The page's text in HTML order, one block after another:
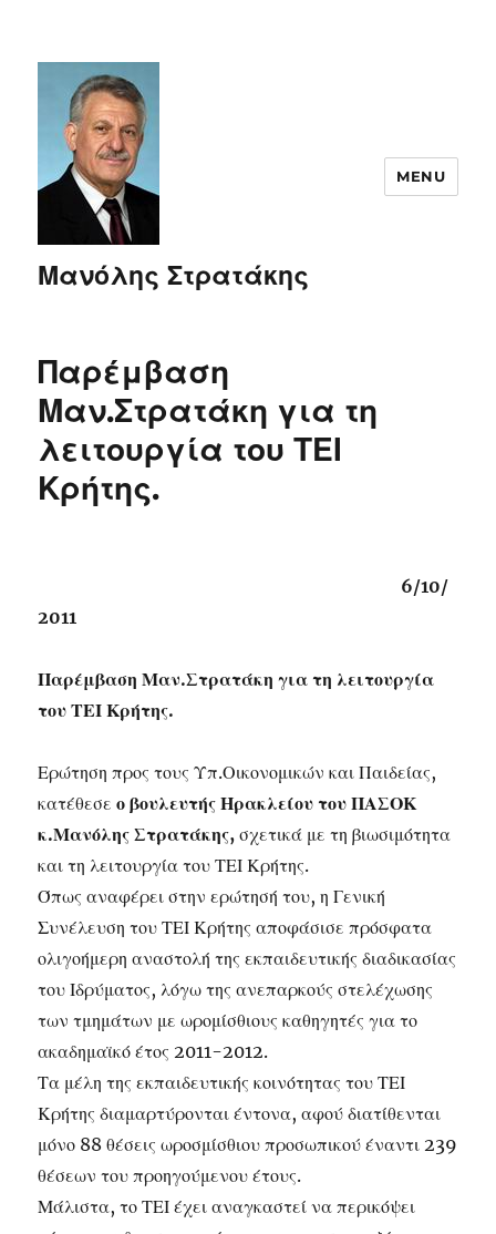
Μανόλης Στρατάκης
MENU
Παρέμβαση
Μαν.Στρατάκη για τη
λειτουργία του ΤΕΙ
Κρήτης.
6/10/
2011
Παρέμβαση Μαν.Στρατάκη για τη λειτουργία
του ΤΕΙ Κρήτης.
Ερώτηση προς τους Υπ.Οικονομικών και Παιδείας,
κατέθεσε ο βουλευτής Ηρακλείου του ΠΑΣΟΚ
κ.Μανόλης Στρατάκης, σχετικά με τη βιωσιμότητα
και τη λειτουργία του ΤΕΙ Κρήτης.
Όπως αναφέρει στην ερώτησή του, η Γενική
Συνέλευση του ΤΕΙ Κρήτης αποφάσισε πρόσφατα
ολιγοήμερη αναστολή της εκπαιδευτικής διαδικασίας
του Ιδρύματος, λόγω της ανεπαρκούς στελέχωσης
των τμημάτων με ωρομίσθιους καθηγητές για το
ακαδημαϊκό έτος 2011-2012.
Τα μέλη της εκπαιδευτικής κοινότητας του ΤΕΙ
Κρήτης διαμαρτύρονται έντονα, αφού διατίθενται
μόνο 88 θέσεις ωροσμίσθιου προσωπικού έναντι 239
θέσεων του προηγούμενου έτους.
Μάλιστα, το ΤΕΙ έχει αναγκαστεί να περικόψει